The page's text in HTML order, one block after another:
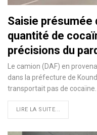
Saisie présumée
quantité de
précisions du
Le camion (DAF) en
dans la préfecture de
transportait pas de
LIRE LA SUITE...